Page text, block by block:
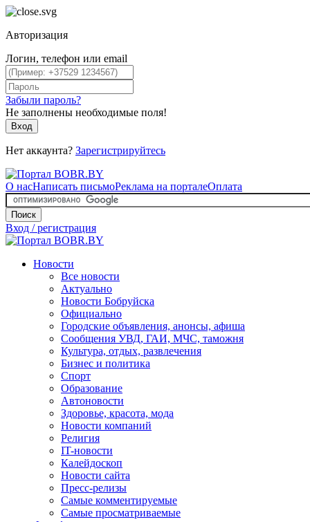
Авторизация
Логин, телефон или email
Забыли пароль?
Не заполнены необходимые поля!
Вход
Нет аккаунта? Зарегистрируйтесь
О насНаписать письмоРеклама на порталеОплата
Поиск
Вход / регистрация
Новости
Все новости
Актуально
Новости Бобруйска
Официально
Городские объявления, анонсы, афиша
Сообщения УВД, ГАИ, МЧС, таможня
Культура, отдых, развлечения
Бизнес и политика
Спорт
Образование
Автоновости
Здоровье, красота, мода
Новости компаний
Религия
IT-новости
Калейдоскоп
Новости сайта
Пресс-релизы
Самые комментируемые
Самые просматриваемые